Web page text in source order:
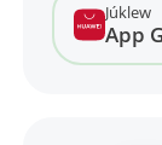
Júklew
App